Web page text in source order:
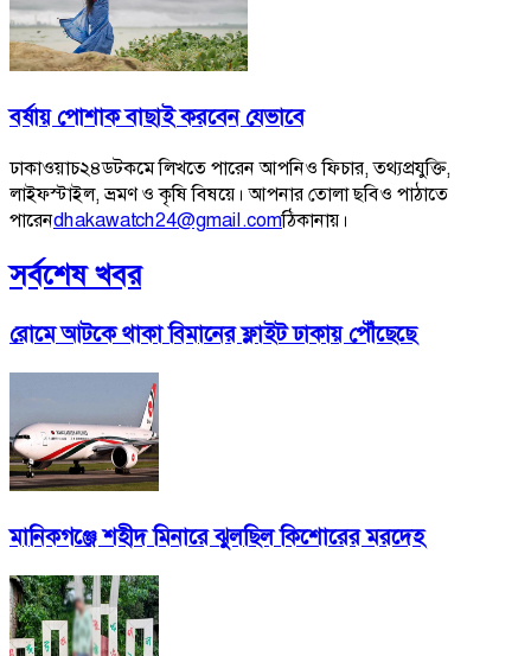
বর্ষায় পোশাক বাছাই করবেন যেভাবে
ঢাকাওয়াচ২৪ডটকমে লিখতে পারেন আপনিও ফিচার, তথ্যপ্রযুক্তি,
লাইফস্টাইল, ভ্রমণ ও কৃষি বিষয়ে। আপনার তোলা ছবিও পাঠাতে
পারেনdhakawatch24@gmail.comঠিকানায়।
সর্বশেষ খবর
রোমে আটকে থাকা বিমানের ফ্লাইট ঢাকায় পৌঁছেছে
মানিকগঞ্জে শহীদ মিনারে ঝুলছিল কিশোরের মরদেহ